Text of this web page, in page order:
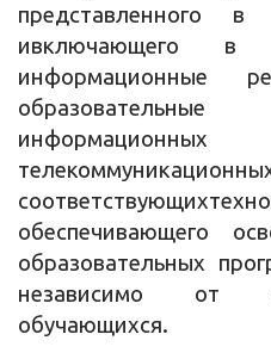
представленного
ивключающего в
информационные
образовательные
обеспечивающего
образовательных
независимо от
обучающихся.